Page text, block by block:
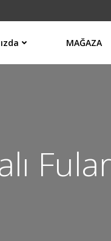
MAĞAZA
Fular